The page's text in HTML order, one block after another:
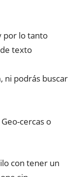
por lo tanto
texto
ni podrás buscar
cercas o
con tener un